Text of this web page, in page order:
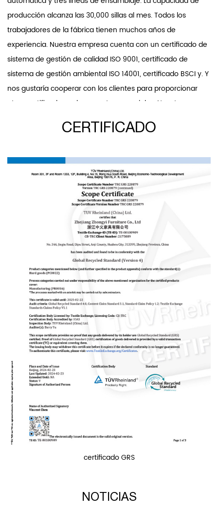
producción alcanza las 30,000 sillas al mes. Todos los
trabajadores de la fábrica tienen muchos años de
experiencia. Nuestra empresa cuenta con un certificado de
sistema de gestión de calidad ISO 9001, certificado de
sistema de gestión ambiental ISO 14001, certificado BSCI y. Y
nos gustaría cooperar con los clientes para proporcionar
otros certificados o documentos especiales. Nuestra
profesional y una sala de pruebas para garantizar la calidad
accesorios de oficina, sillas de comedor, sillas de ocio y sillas
de banda. Y las sillas de oficina y las sillas de plástico son
nuestros productos patentados. Nuestro departamento de
I+D desarrolla dos o tres nuevas sillas de oficina y más de
diez productos nuevos cada año. Insistiremos en invertir en
nuevos productos desarrollando y ofreciendo competencia
a nuestros clientes. “Brindar productos que satisfagan las
necesidades del cliente, control de calidad, comunicación
oportuna y efectiva” es el núcleo de nuestro servicio.
Siempre creemos que la buena reputación es la base de
una cooperación a largo plazo. Ahora hemos atendido a
más de 100 clientes en todo el mundo. Zhongyi será su
socio confiable.
CERTIFICADO
certificado GRS
NOTICIAS